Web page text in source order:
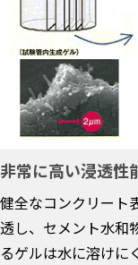
非常に高い浸透性
健全なコンクリート
透し、セメント水和
るゲルは水に溶けに